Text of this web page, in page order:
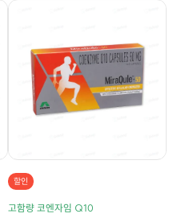
할인
고함량 코엔자임 Q10